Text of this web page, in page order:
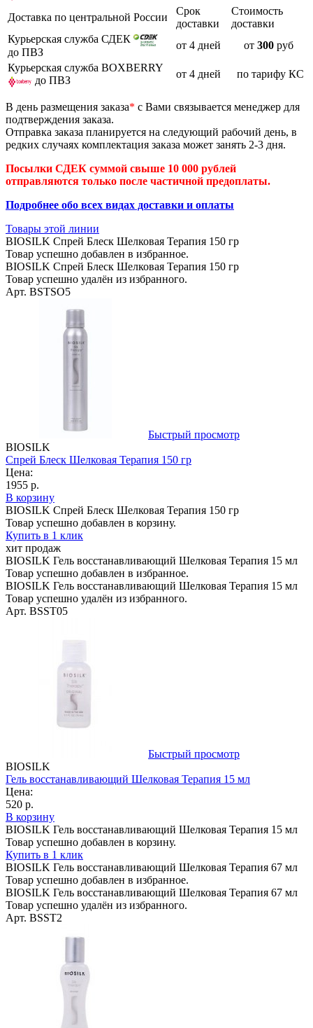
Доставка по центральной России
Срок
доставки
Стоимость
доставки
Курьерская служба СДЕК
до ПВЗ
от 4 дней от 300руб
Курьерская служба BOXBERRY
до ПВЗ
от 4 дней по тарифу КС
В день размещения заказа* с Вами связывается менеджер для
подтверждения заказа.
Отправка заказа планируется на следующий рабочий день, в
редких случаях комплектация заказа может занять 2-3 дня.
Посылки СДЕК суммой свыше 10 000 рублей
отправляются только после частичной предоплаты.
Подробнее обо всех видах доставки и оплаты
Товары этой линии
BIOSILK Спрей Блеск Шелковая Терапия 150 гр
Товар успешно добавлен в избранное.
BIOSILK Спрей Блеск Шелковая Терапия 150 гр
Товар успешно удалён из избранного.
Арт. BSTSO5
Быстрый просмотр
BIOSILK
Спрей Блеск Шелковая Терапия 150 гр
Цена:
1955 р.
В корзину
BIOSILK Спрей Блеск Шелковая Терапия 150 гр
Товар успешно добавлен в корзину.
Купить в 1 клик
хит продаж
BIOSILK Гель восстанавливающий Шелковая Терапия 15 мл
Товар успешно добавлен в избранное.
BIOSILK Гель восстанавливающий Шелковая Терапия 15 мл
Товар успешно удалён из избранного.
Арт. BSST05
Быстрый просмотр
BIOSILK
Гель восстанавливающий Шелковая Терапия 15 мл
Цена:
520 р.
В корзину
BIOSILK Гель восстанавливающий Шелковая Терапия 15 мл
Товар успешно добавлен в корзину.
Купить в 1 клик
BIOSILK Гель восстанавливающий Шелковая Терапия 67 мл
Товар успешно добавлен в избранное.
BIOSILK Гель восстанавливающий Шелковая Терапия 67 мл
Товар успешно удалён из избранного.
Арт. BSST2